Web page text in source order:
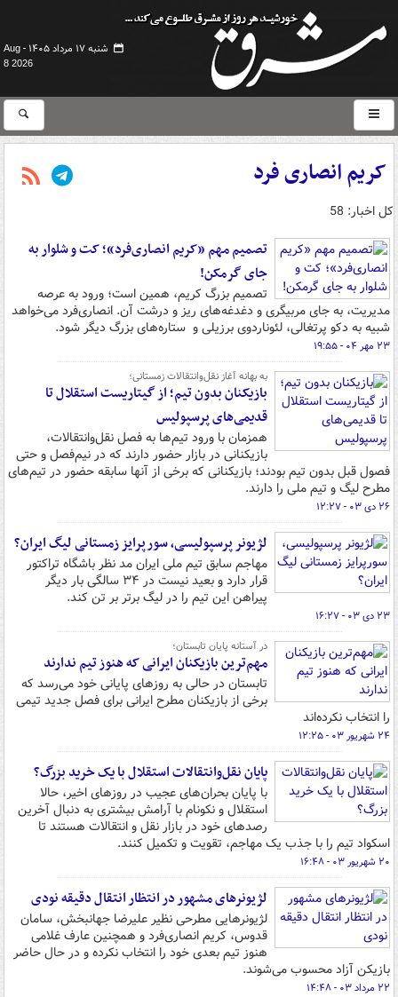
شنبه ۱۷ مرداد ۱۴۰۵ -
Aug
8 2026
کریم انصاری فرد
کل اخبار: 58
تصمیم مهم «کریم انصاری‌فرد»؛ کت و شلوار به
جای گرمکن!
تصمیم بزرگ کریم، همین است؛ ورود به عرصه
مدیریت، به جای مربیگری و دغدغه‌های ریز و درشت آن. انصاری‌فرد می‌خواهد
شبیه به دکو پرتغالی، لئوناردوی برزیلی و ستاره‌های بزرگ دیگر شود.
۲۳ مهر ۰۴ - ۱۹:۵۵
به بهانه آغاز نقل‌وانتقالات زمستانی؛
بازیکنان بدون تیم؛ از گیتاریست استقلال تا
قدیمی‌های پرسپولیس
همزمان با ورود تیم‌ها به فصل نقل‌وانتقالات،
بازیکنانی در بازار حضور دارند که در نیم‌فصل و حتی
فصول قبل بدون تیم بودند؛ بازیکنانی که برخی از آنها سابقه حضور در تیم‌های
مطرح لیگ‌ و تیم ملی را دارند.
۲۶ دی ۰۳ - ۱۲:۲۷
لژیونر پرسپولیسی، سورپرایز زمستانی لیگ ایران؟
مهاجم سابق تیم ملی ایران مد نظر باشگاه تراکتور
قرار دارد و بعید نیست در ۳۴ سالگی بار دیگر
پیراهن این تیم را در لیگ برتر بر تن کند.
۲۳ دی ۰۳ - ۱۶:۲۷
در آستانه پایان تابستان؛‌
مهم‌ترین بازیکنان ایرانی که هنوز تیم ندارند
تابستان در حالی به روزهای پایانی خود می‌رسد که
برخی از بازیکنان مطرح ایرانی برای فصل جدید تیمی
را انتخاب نکرده‌اند
۲۴ شهریور ۰۳ - ۱۲:۲۵
پایان نقل‌وانتقالات استقلال با یک خرید بزرگ؟
با پایان بحران‌های عجیب در روزهای اخیر، حالا
استقلال و نکونام با آرامش بیشتری به دنبال آخرین
رصدهای خود در بازار نقل و انتقالات هستند تا
اسکواد تیم را با جذب یک مهاجم، تقویت و تکمیل کنند.
۲۰ شهریور ۰۳ - ۱۶:۴۸
لژیونرهای مشهور در انتظار انتقال دقیقه نودی
لژیونرهایی مطرحی نظیر علیرضا جهانبخش، سامان
قدوس، کریم انصاری‌فرد و همچنین عارف غلامی
هنوز تیم بعدی خود را انتخاب نکرده و در حال حاضر
بازیکن آزاد محسوب می‌شوند.
۲۲ مرداد ۰۳ - ۱۴:۴۸